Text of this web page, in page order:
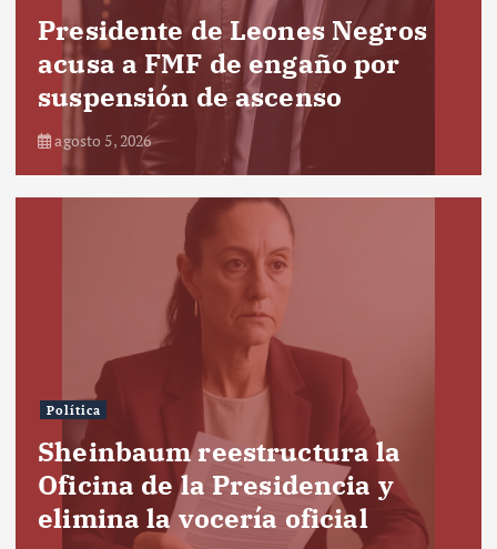
Presidente de Leones Negros
acusa a FMF de engaño por
suspensión de ascenso
agosto 5, 2026
Política
Sheinbaum reestructura la
Oficina de la Presidencia y
elimina la vocería oficial